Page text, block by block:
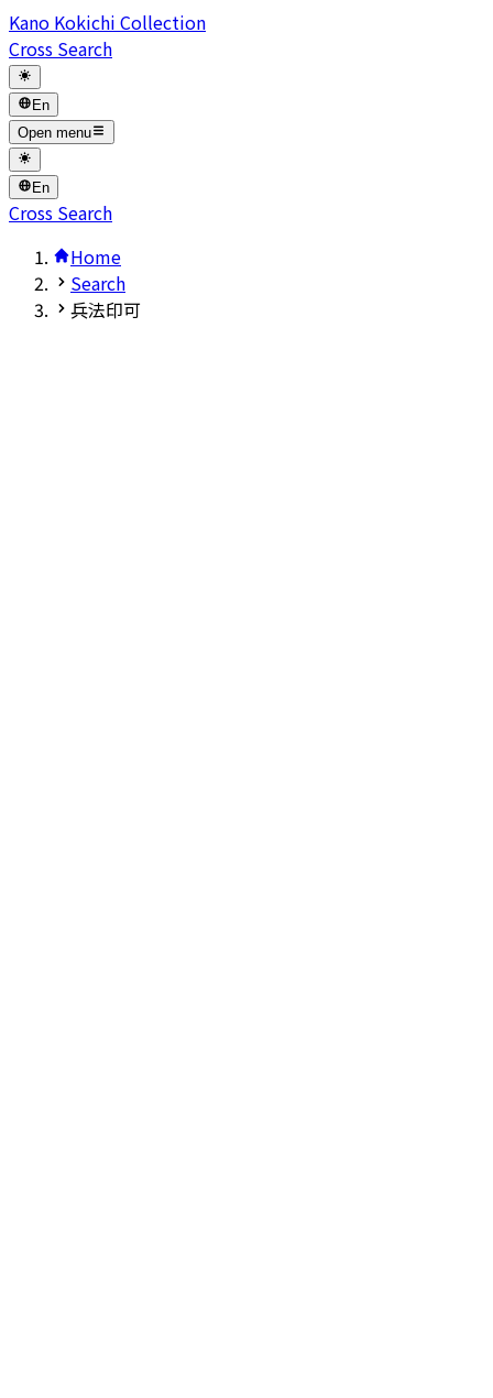
Kano Kokichi Collection
Cross Search
En
Open menu
En
Cross Search
Home
Search
兵法印可